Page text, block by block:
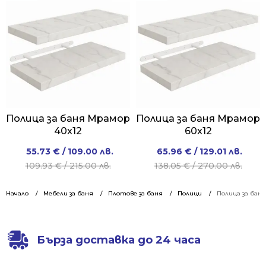
Начало Мебели за баня Плотове за баня Полици Полица за
270.00 лв..
198.01 лв..
Полица за баня Мрамор
40x12
109.93€/ 215.00 лв.
Original
price
109.93 €
55.73 € / 109.00 лв.
Current
price
55.73 €
Полица за баня Мрамор
60x12
138.05€/ 270.00 лв.
Original
price
138.05 €
65.96 € / 129.01 лв.
Current
price
65.96 €
Бърза доставка до 24 часа